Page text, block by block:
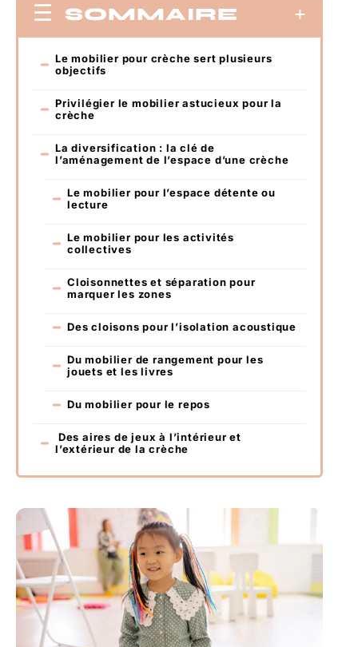
SOMMAIRE
Le mobilier pour crèche sert plusieurs
objectifs
Privilégier le mobilier astucieux pour la
crèche
La diversification : la clé de
l’aménagement de l’espace d’une crèche
Le mobilier pour l’espace détente ou
lecture
Le mobilier pour les activités
collectives
Cloisonnettes et séparation pour
marquer les zones
Des cloisons pour l’isolation acoustique
Du mobilier de rangement pour les
jouets et les livres
Du mobilier pour le repos
Des aires de jeux à l’intérieur et
l’extérieur de la crèche